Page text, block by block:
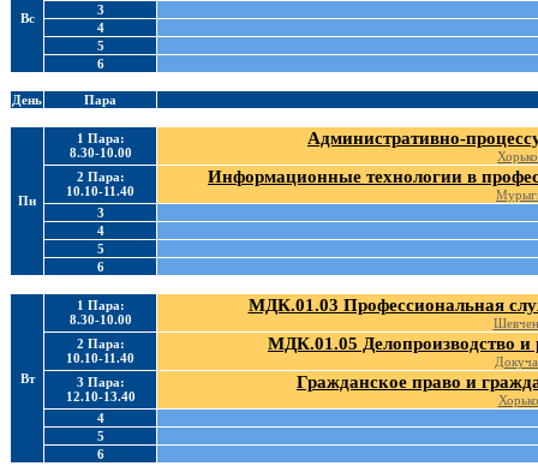
Вс
3
4
5
6
День Пара
Пн
1 Пара:
8.30-10.00
Административно-
2 Пара:
10.10-11.40
Информационные технологии в
3
4
5
6
Вт
1 Пара:
8.30-10.00
МДК.01.03 Профессиональная
2 Пара:
10.10-11.40
МДК.01.05 Делопроизводство
3 Пара:
12.10-13.40
Гражданское право и
4
5
6